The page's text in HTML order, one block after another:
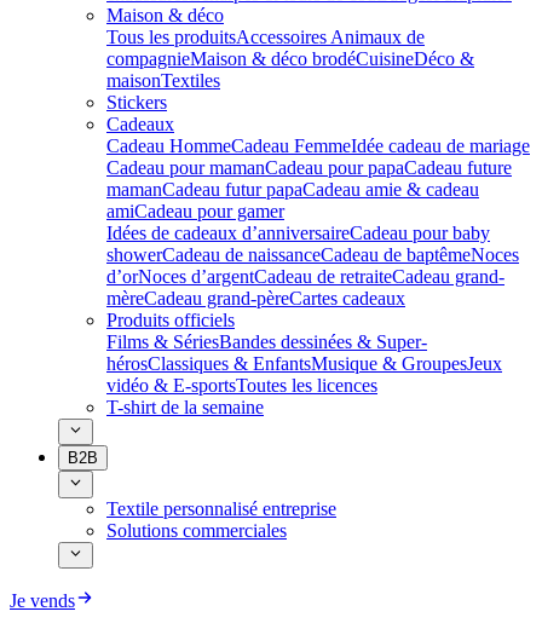
Maison & déco
Tous les produitsAccessoires Animaux de
compagnieMaison & déco brodéCuisineDéco &
maisonTextiles
Stickers
Cadeaux
Cadeau HommeCadeau FemmeIdée cadeau de mariage​
Cadeau pour mamanCadeau pour papaCadeau future
mamanCadeau futur papaCadeau amie & cadeau
amiCadeau pour gamer
Idées de cadeaux d’anniversaireCadeau pour baby
showerCadeau de naissanceCadeau de baptêmeNoces
d’orNoces d’argentCadeau de retraiteCadeau grand-
mèreCadeau grand-pèreCartes cadeaux
Produits officiels
Films & SériesBandes dessinées & Super-
hérosClassiques & EnfantsMusique & GroupesJeux
vidéo & E-sportsToutes les licences
T-shirt de la semaine
B2B
Textile personnalisé entreprise
Solutions commerciales
Je vends